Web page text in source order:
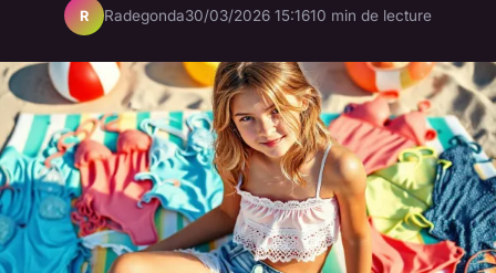
R Radegonda30/03/2026 15:1610 min de lecture